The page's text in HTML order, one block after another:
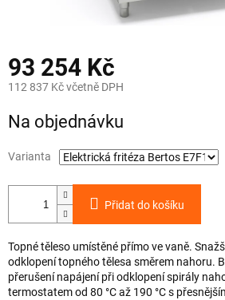
93 254 Kč
112 837 Kč včetně DPH
cena:
Na objednávku
Varianta
Přidat do košíku
Topné těleso umístěné přímo ve vaně.
odklopení topného tělesa směrem nahoru.
přerušení napájení při odklopení spirály
termostatem od 80 °C až 190 °C s